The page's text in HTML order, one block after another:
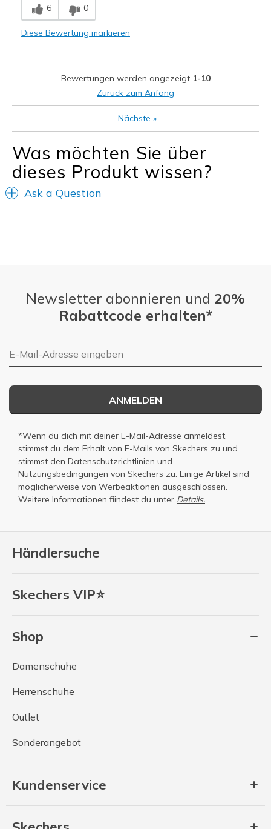
Comfortable
Geeignete Verwendung
Casual Wear
Travel
Width
Feels true to width
Sizing
Feels true to size
View On Shoes
I'm Into Shoes
6 0
Diese Bewertung markieren
Bewertungen werden angezeigt 1-10
Zurück zum Anfang
Nächste »
Was möchten Sie über
dieses Produkt wissen?
Ask a Question
Händlersuche
Skechers VIP⭐
Shop
Damenschuhe
Herrenschuhe
Outlet
Sonderangebot
Kundenservice
Newsletter abonnieren und 20%
Rabattcode erhalten*
E-Mail-Adresse
ANMELDEN
*Wenn du dich mit deiner E-Mail-Adresse anmeldest,
stimmst du dem Erhalt von E-Mails von Skechers zu und
stimmst den Datenschutzrichtlinien und
Nutzungsbedingungen von Skechers zu. Einige Artikel sind
möglicherweise von Werbeaktionen ausgeschlossen.
Weitere Informationen fiindest du unter Details.